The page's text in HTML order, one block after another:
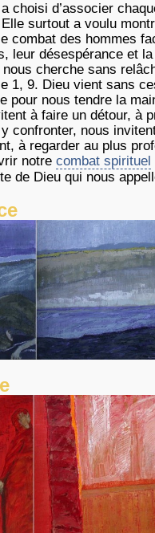
a choisi d’associer
surtout a voulu
combat des hommes
leur désespérance et
nous cherche sans
1, 9. Dieu vient sans
pour nous tendre la
à faire un détour, à
confronter, nous
à regarder au plus
notre combat spirituel
de Dieu qui nous